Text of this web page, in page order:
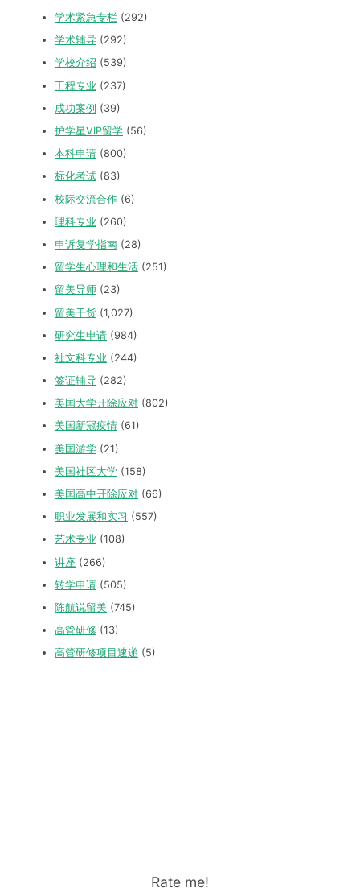
学术紧急专栏 (292)
学术辅导 (292)
学校介绍 (539)
工程专业 (237)
成功案例 (39)
护学星VIP留学 (56)
本科申请 (800)
标化考试 (83)
校际交流合作 (6)
理科专业 (260)
申诉复学指南 (28)
留学生心理和生活 (251)
留美导师 (23)
留美干货 (1,027)
研究生申请 (984)
社文科专业 (244)
签证辅导 (282)
美国大学开除应对 (802)
美国新冠疫情 (61)
美国游学 (21)
美国社区大学 (158)
美国高中开除应对 (66)
职业发展和实习 (557)
艺术专业 (108)
讲座 (266)
转学申请 (505)
陈航说留美 (745)
高管研修 (13)
高管研修项目速递 (5)
Rate me!